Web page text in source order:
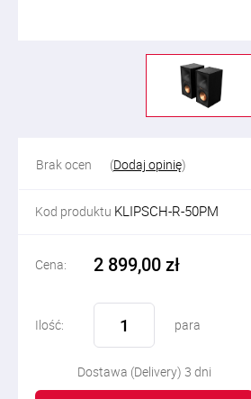
Brak ocen (Dodaj opinię)
Kod produktu KLIPSCH-R-50PM
Cena: 2 899,00 zł
Ilość: para
Dostawa (Delivery) 3 dni